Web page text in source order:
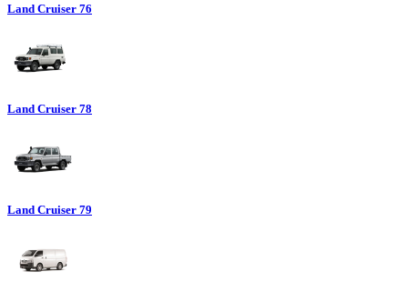
Land Cruiser 76
Land Cruiser 78
Land Cruiser 79